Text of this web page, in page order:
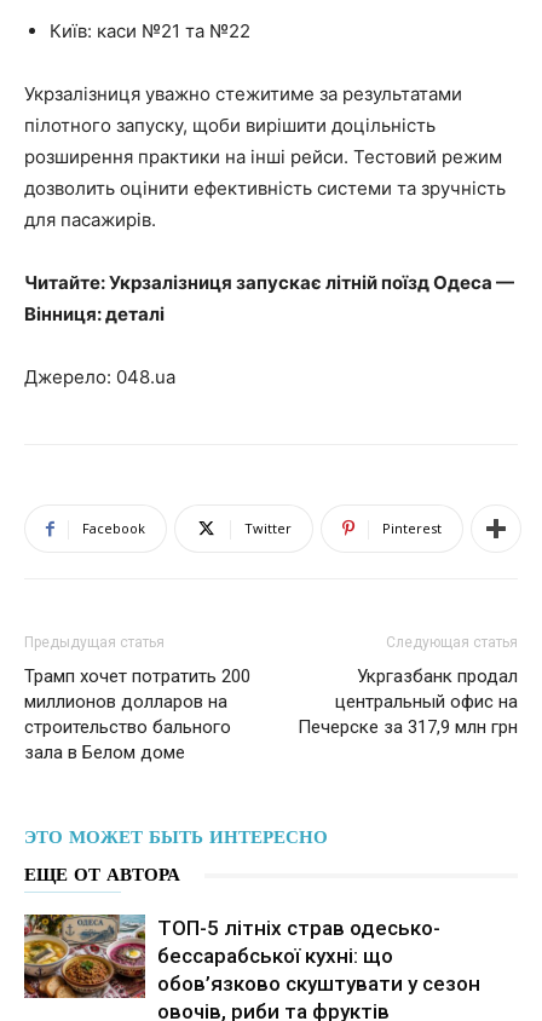
Київ: каси №21 та №22
Укрзалізниця уважно стежитиме за результатами
пілотного запуску, щоби вирішити доцільність
розширення практики на інші рейси. Тестовий режим
дозволить оцінити ефективність системи та зручність
для пасажирів.
Читайте: Укрзалізниця запускає літній поїзд Одеса —
Вінниця: деталі
Джерело: 048.ua
Facebook Twitter Pinterest
Предыдущая статья
Трамп хочет потратить 200
миллионов долларов на
строительство бального
зала в Белом доме
Следующая статья
Укргазбанк продал
центральный офис на
Печерске за 317,9 млн грн
ЭТО МОЖЕТ БЫТЬ ИНТЕРЕСНО
ЕЩЕ ОТ АВТОРА
ТОП-5 літніх страв одесько-
бессарабської кухні: що
обов’язково скуштувати у сезон
овочів, риби та фруктів